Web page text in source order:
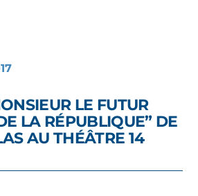
LE FUTUR
LA RÉPUBLIQUE” DE
AU THÉÂTRE 14